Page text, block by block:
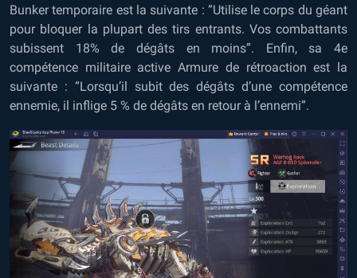
Bunker temporaire est la suivante : “Utilise le corps du géant
pour bloquer la plupart des tirs entrants. Vos combattants
subissent 18% de dégâts en moins”. Enfin, sa 4e
compétence militaire active Armure de rétroaction est la
suivante : “Lorsqu’il subit des dégâts d’une compétence
ennemie, il inflige 5 % de dégâts en retour à l’ennemi”.